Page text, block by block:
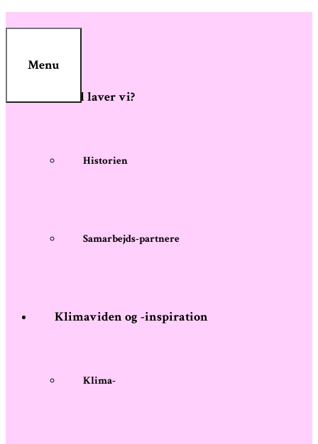
content
Menu
Hvad laver vi?
Historien
Samarbejds-partnere
Klimaviden og -inspiration
Klima-